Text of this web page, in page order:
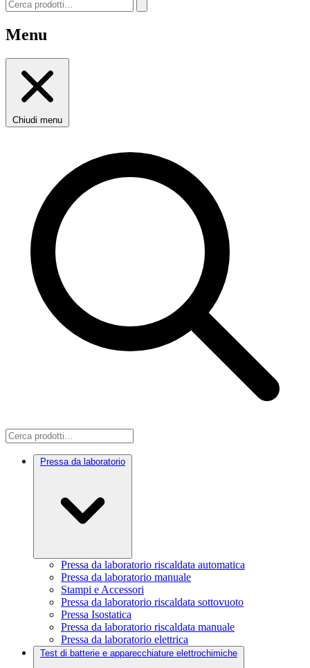
Menu
Chiudi menu
Pressa da laboratorio
Pressa da laboratorio riscaldata automatica
Pressa da laboratorio manuale
Stampi e Accessori
Pressa da laboratorio riscaldata sottovuoto
Pressa Isostatica
Pressa da laboratorio riscaldata manuale
Pressa da laboratorio elettrica
Test di batterie e apparecchiature elettrochimiche